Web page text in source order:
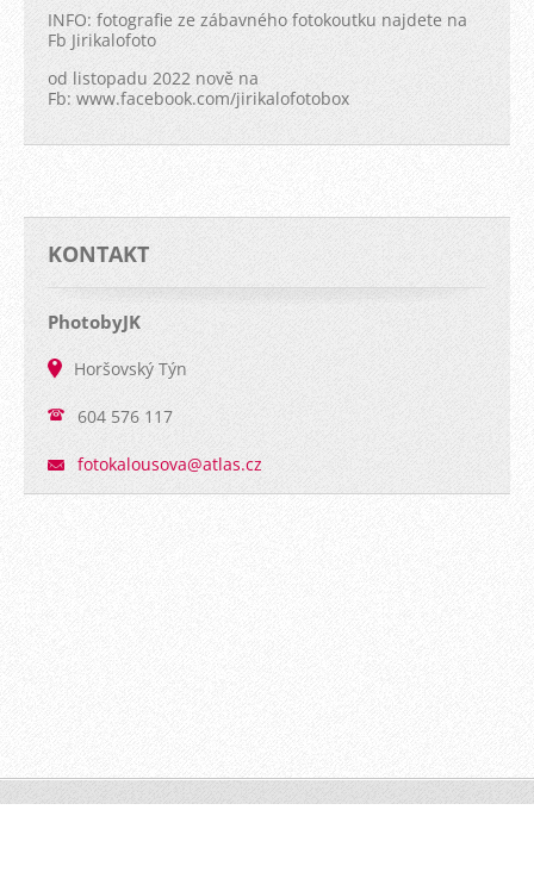
INFO: fotografie ze zábavného fotokoutku najdete na
Fb Jirikalofoto
od listopadu 2022 nově na
Fb: www.facebook.com/jirikalofotobox
KONTAKT
PhotobyJK
Horšovský Týn
604 576 117
fotokalousova@atlas.cz